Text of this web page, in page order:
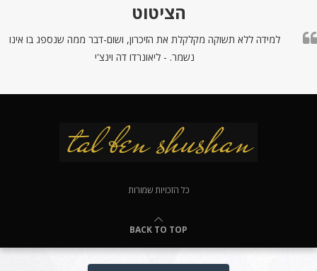
הציטוט
למידה ללא תשוקה מקלקלת את הזיכרון, ושום-דבר ממה שנספג בו אינו
נשמר. - ליאונרדו דה וינצ'י
כל הזכויות שמורות
BACK TO TOP